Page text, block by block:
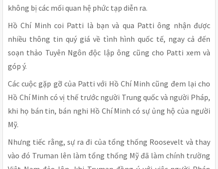
không bị các mối quan hệ phức tạp diễn ra.
Hồ Chí Minh coi Patti là bạn và qua Patti ông nhận được
nhiều thông tin quý giá về tình hình quốc tế, ngay cả đến
soạn thảo Tuyên Ngôn độc lập ông cũng cho Patti xem và
góp ý.
Các cuộc gặp gỡ của Patti với Hồ Chí Minh cũng đem lại cho
Hồ Chí Minh có vị thế trước người Trung quốc và người Pháp,
khi họ bán tin, bán nghi Hồ Chí Minh có sự ủng hộ của người
Mỹ.
Nhưng tiếc rằng, sự ra đi của tổng thống Roosevelt và thay
vào đó Truman lên làm tổng thống Mỹ đã làm chính trường